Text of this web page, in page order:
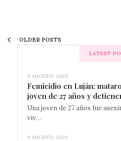
OLDER POSTS
LATEST
9 AGOSTO, 2026
Femicidio en Luján:
joven de 27 años y
Una joven de 27 años fue
viv…
9 AGOSTO, 2026